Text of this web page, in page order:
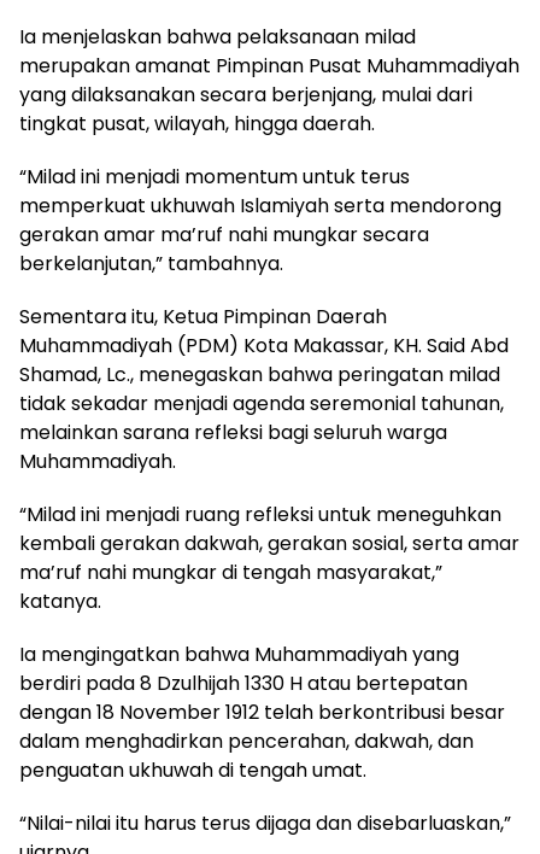
Ia menjelaskan bahwa pelaksanaan milad
merupakan amanat Pimpinan Pusat Muhammadiyah
yang dilaksanakan secara berjenjang, mulai dari
tingkat pusat, wilayah, hingga daerah.
“Milad ini menjadi momentum untuk terus
memperkuat ukhuwah Islamiyah serta mendorong
gerakan amar ma’ruf nahi mungkar secara
berkelanjutan,” tambahnya.
Sementara itu, Ketua Pimpinan Daerah
Muhammadiyah (PDM) Kota Makassar, KH. Said Abd
Shamad, Lc., menegaskan bahwa peringatan milad
tidak sekadar menjadi agenda seremonial tahunan,
melainkan sarana refleksi bagi seluruh warga
Muhammadiyah.
“Milad ini menjadi ruang refleksi untuk meneguhkan
kembali gerakan dakwah, gerakan sosial, serta amar
ma’ruf nahi mungkar di tengah masyarakat,”
katanya.
Ia mengingatkan bahwa Muhammadiyah yang
berdiri pada 8 Dzulhijah 1330 H atau bertepatan
dengan 18 November 1912 telah berkontribusi besar
dalam menghadirkan pencerahan, dakwah, dan
penguatan ukhuwah di tengah umat.
“Nilai-nilai itu harus terus dijaga dan disebarluaskan,”